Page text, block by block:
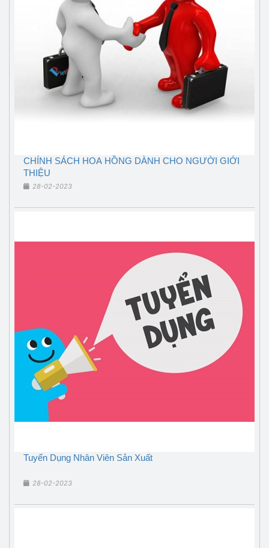
CHÍNH SÁCH HOA HỒNG DÀNH CHO NGƯỜI GIỚI
THIỆU
28-02-2023
Tuyển Dụng Nhân Viên Sản Xuất
28-02-2023